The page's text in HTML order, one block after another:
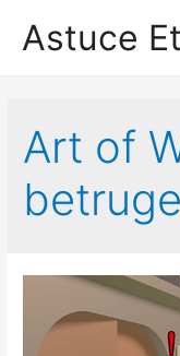
Astuce
Art of